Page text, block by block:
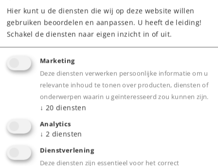
269,00 € Adviesprijs
Webwinkel
Dealer zoeken
Downloads
Onderdelen bestellen
Hier kunt u de diensten die wij op deze website willen
gebruiken beoordelen en aanpassen. U heeft de leiding!
Schakel de diensten naar eigen inzicht in of uit.
Marketing
Deze diensten verwerken persoonlijke informatie om u
relevante inhoud te tonen over producten, diensten of
onderwerpen waarin u geïnteresseerd zou kunnen zijn.
↓ 20 diensten
Analytics
↓ 2 diensten
Dienstverlening
Deze diensten zijn essentieel voor het correct